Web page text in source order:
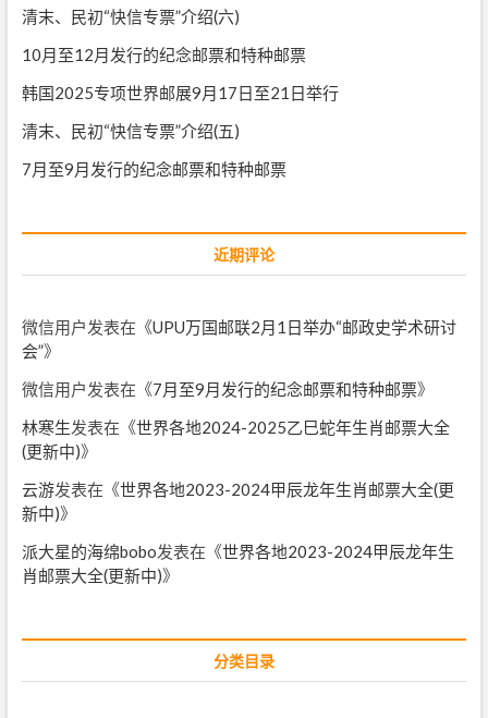
清末、民初“快信专票”介绍(六)
10月至12月发行的纪念邮票和特种邮票
韩国2025专项世界邮展9月17日至21日举行
清末、民初“快信专票”介绍(五)
7月至9月发行的纪念邮票和特种邮票
近期评论
微信用户 发表在《UPU万国邮联2月1日举办“邮政史学术研讨
会”》
微信用户 发表在《7月至9月发行的纪念邮票和特种邮票》
林寒生发表在《世界各地2024-2025乙巳蛇年生肖邮票大全
(更新中)》
云游发表在《世界各地2023-2024甲辰龙年生肖邮票大全(更
新中)》
派大星的海绵bobo发表在《世界各地2023-2024甲辰龙年生
肖邮票大全(更新中)》
分类目录